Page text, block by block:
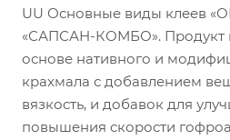
UU Основные виды клеев
«САПСАН-КОМБО». Продукт
основе нативного и
крахмала с добавлением
вязкость, и добавок для
повышения скорости